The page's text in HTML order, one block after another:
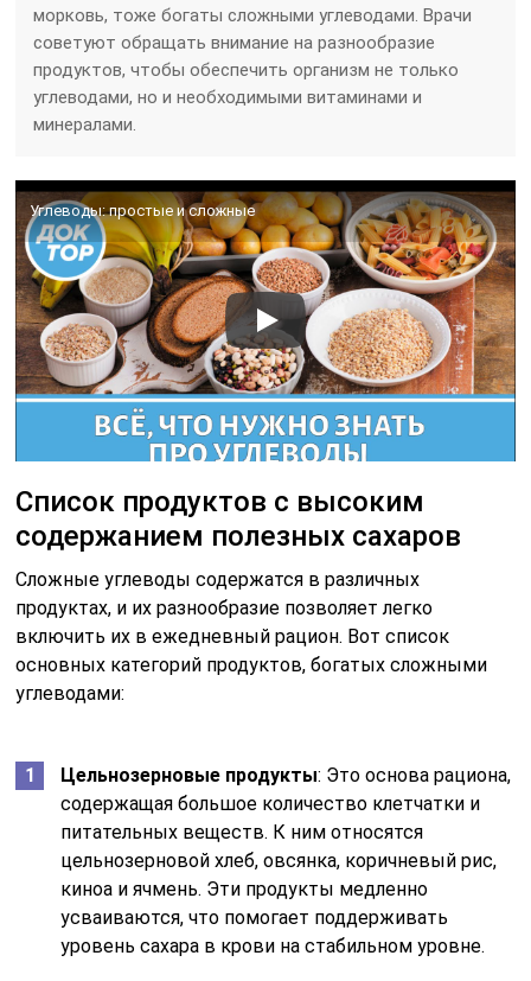
морковь, тоже богаты сложными углеводами. Врачи
советуют обращать внимание на разнообразие
продуктов, чтобы обеспечить организм не только
углеводами, но и необходимыми витаминами и
минералами.
Углеводы: простые и сложные
Список продуктов с высоким
содержанием полезных сахаров
Сложные углеводы содержатся в различных
продуктах, и их разнообразие позволяет легко
включить их в ежедневный рацион. Вот список
основных категорий продуктов, богатых сложными
углеводами:
Цельнозерновые продукты: Это основа рациона,
содержащая большое количество клетчатки и
питательных веществ. К ним относятся
цельнозерновой хлеб, овсянка, коричневый рис,
киноа и ячмень. Эти продукты медленно
усваиваются, что помогает поддерживать
уровень сахара в крови на стабильном уровне.